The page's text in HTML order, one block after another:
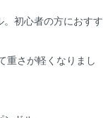
初心者の方におすす
重さが軽くなりまし